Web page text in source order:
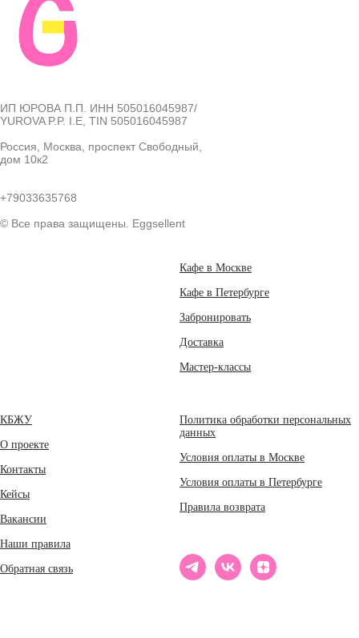
ИП ЮРОВА П.П. ИНН 505016045987/
YUROVA P.P. I.E, TIN 505016045987
Россия, Москва, проспект Свободный,
дом 10к2
+79033635768
© Все права защищены. Eggsellent
Кафе в Москве
Кафе в Петербурге
Забронировать
Доставка
Мастер-классы
КБЖУ
О проекте
Контакты
Кейсы
Вакансии
Наши правила
Обратная связь
Политика обработки персональных
данных
Условия оплаты в Москве
Условия оплаты в Петербурге
Правила возврата